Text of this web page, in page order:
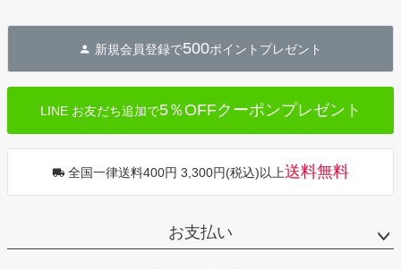
新規会員登録で500ポイントプレゼント
LINE お友だち追加で5％OFFクーポンプレゼント
全国一律送料400円 3,300円(税込)以上送料無料
お支払い